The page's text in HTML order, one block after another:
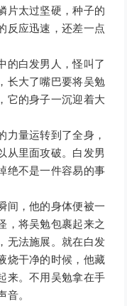
片太过坚硬，种子的
反应迅速，还差一点
白发男人，怪叫了
长大了嘴巴要将吴勉
它的身子一沉迎着大
量运转到了全身，
从里面攻破。白发男
绝不是一件容易的事
，他的身体便被一
，将吴勉包裹起来之
无法施展。就在白发
烧干净的时候，他藏
来。不用吴勉拿在手
。